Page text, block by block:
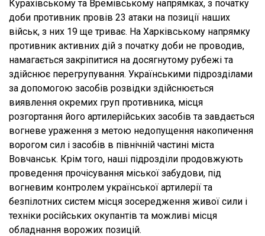
Курахівському та Времівському напрямках, з початку
доби противник провів 23 атаки на позиції наших
військ, з них 19 ще триває. На Харківському напрямку
противник активних дій з початку доби не проводив,
намагається закріпитися на досягнутому рубежі та
здійснює перегрупування. Українськими підрозділами
за допомогою засобів розвідки здійснюється
виявлення окремих груп противника, місця
розгортання його артилерійських засобів та завдається
вогневе ураження з метою недопущення накопичення
ворогом сил і засобів в північній частині міста
Вовчанськ. Крім того, наші підрозділи продовжують
проведення прочісування міської забудови, під
вогневим контролем української артилерії та
безпілотних систем місця зосередження живої сили і
техніки російських окупантів та можливі місця
обладнання ворожих позицій.